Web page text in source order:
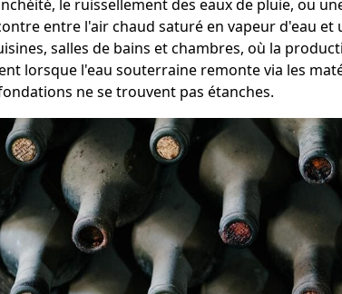
le ruissellement des eaux de pluie, ou
entre l'air chaud saturé en vapeur d'eau
salles de bains et chambres, où la
lorsque l'eau souterraine remonte via les
ne se trouvent pas étanches.